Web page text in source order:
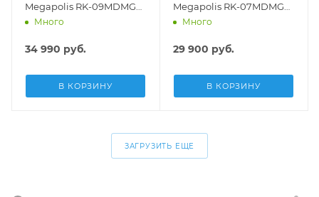
Megapolis RK-09MDMG
/RK-09MDMEG
Много
34 990 руб.
В КОРЗИНУ
Megapolis RK-07MDMG
/RK-07MDMEG
Много
29 900 руб.
В КОРЗИНУ
ЗАГРУЗИТЬ ЕЩЕ